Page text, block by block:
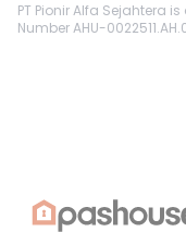
PT Pionir Alfa Sejahtera
Number AHU-